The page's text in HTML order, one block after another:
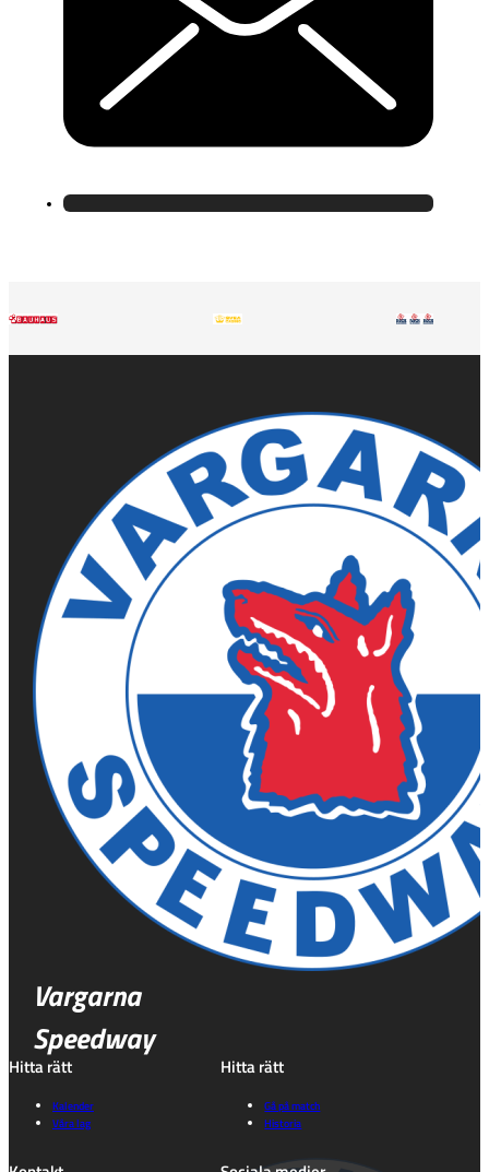
Vargarna
Speedway
Hitta rätt
Kalender
Våra lag
Hitta rätt
Gå på match
Historia